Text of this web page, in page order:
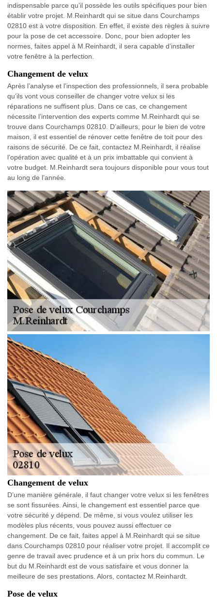
indispensable parce qu’il possède les outils spécifiques pour bien
établir votre projet. M.Reinhardt qui se situe dans Courchamps
02810 est à votre disposition. En effet, il existe des règles à suivre
pour la pose de cet accessoire. Donc, pour bien adopter les
normes, faites appel à M.Reinhardt, il sera capable d’installer
votre fenêtre à la perfection.
Changement de velux
Après l’analyse et l’inspection des professionnels, il sera probable
qu’ils vont vous conseiller de changer votre velux si les
réparations ne suffisent plus. Dans ce cas, ce changement
nécessite l’intervention des experts comme M.Reinhardt qui se
trouve dans Courchamps 02810. D’ailleurs, pour le bien de votre
maison, il est essentiel de rénover cette fenêtre de toit pour des
raisons de sécurité. De ce fait, contactez M.Reinhardt, il réalise
l’opération avec qualité et à un prix imbattable qui convient à
votre budget. M.Reinhardt sera toujours disponible pour vous tout
au long de l’année.
Changement de velux
D’une manière générale, il faut changer votre velux si les fenêtres
se sont fissurées. Ainsi, le changement est essentiel parce que
votre sécurité y dépend. De même, si vous voulez utiliser les
modèles plus récents, vous pouvez aussi effectuer ce
changement. De ce fait, faites appel à M.Reinhardt qui se situe
dans Courchamps 02810 pour réaliser votre projet. Il accomplit ce
genre de travail avec prudence et à un prix hors du commun. Le
but du M.Reinhardt est de vous satisfaire et vous donner la
meilleure de ses prestations. Alors, contactez M.Reinhardt.
Pose de velux